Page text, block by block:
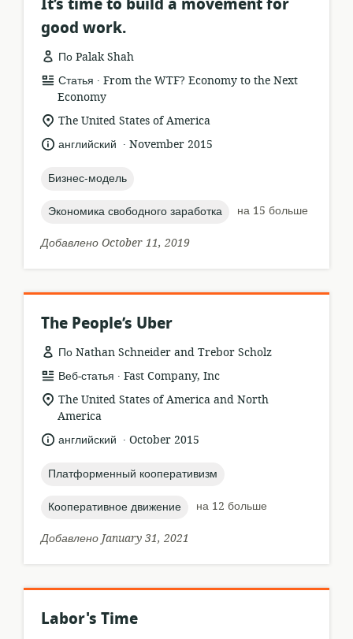
good work.
По Palak Shah
формат
ресурса:
Статья .
издатель:
From the WTF? Economy to the Next
Economy
актуальное
местонахождение:
The United States of America
язык:английский .
опубликовано
November 2015
topic:
Бизнес-модель
topic:
Экономика свободного заработка
на 15 больше
Добавлено October 11, 2019
The People’s Uber
По Nathan Schneider and Trebor Scholz
формат
ресурса:
Веб-статья .
издатель:
Fast Company, Inc
актуальное
местонахождение:
The United States of America and North
America
язык:английский .
опубликовано
October 2015
topic:
Платформенный кооперативизм
topic:
Кооперативное движение
на 12 больше
Добавлено January 31, 2021
Labor's Time